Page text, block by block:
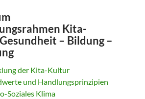
Kita-
– Bildung –
der Kita-Kultur
und Handlungsprinzipien
Soziales Klima